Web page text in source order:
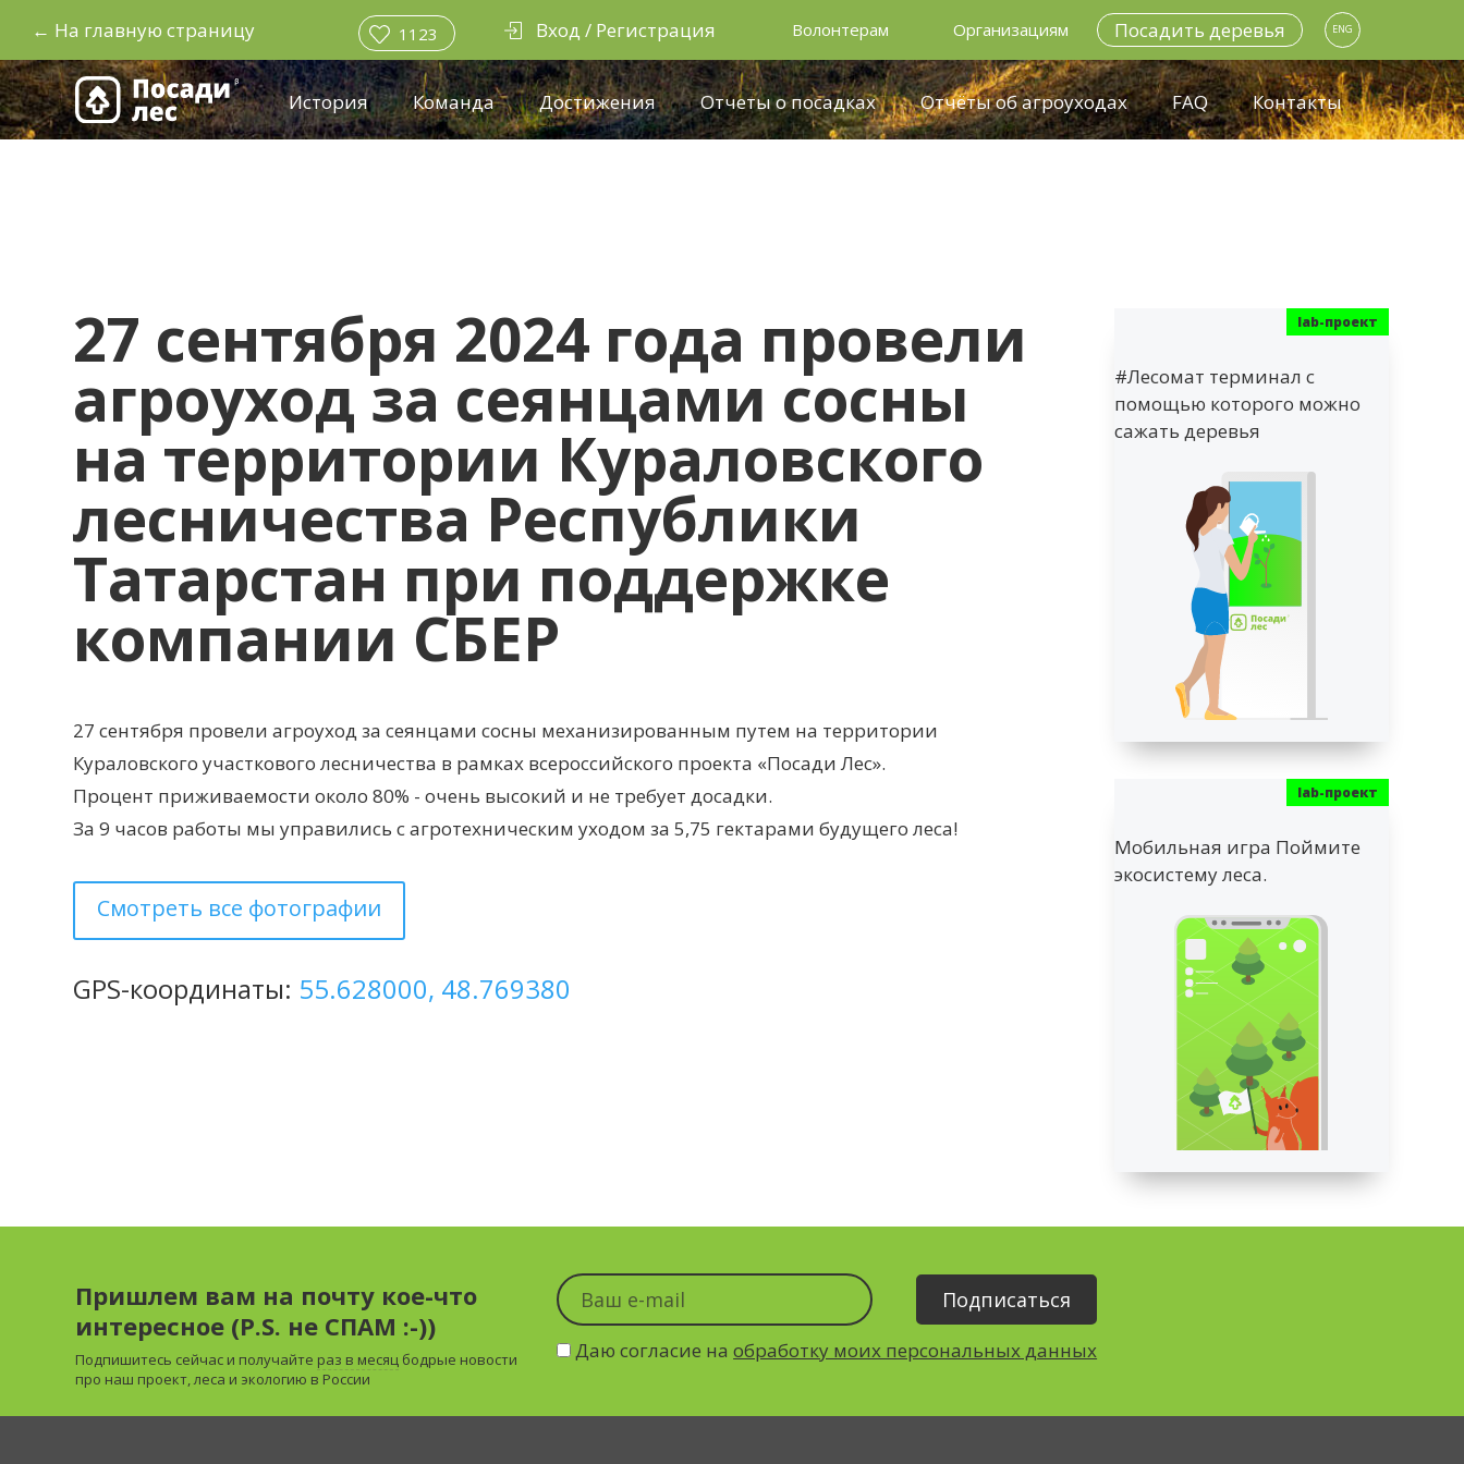
← На главную страницу 1123 Вход / Регистрация Волонтерам Организациям Посадить деревья ENG
История Команда Достижения Отчеты о посадках Отчёты об агроуходах FAQ Контакты
27 сентября 2024 года провели
агроуход за сеянцами сосны
на территории Кураловского
лесничества Республики
Татарстан при поддержке
компании СБЕР
27 сентября провели агроуход за сеянцами сосны механизированным путем на территории
Кураловского участкового лесничества в рамках всероссийского проекта «Посади Лес».
Процент приживаемости около 80% - очень высокий и не требует досадки.
За 9 часов работы мы управились с агротехническим уходом за 5,75 гектарами будущего леса!
Смотреть все фотографии
GPS-координаты: 55.628000, 48.769380
#Лесомат терминал с
помощью которого можно
сажать деревья
Мобильная игра Поймите
экосистему леса.
Пришлем вам на почту кое-что
интересное (P.S. не СПАМ :-))
Подпишитесь сейчас и получайте раз в месяц бодрые новости
про наш проект, леса и экологию в России
Даю согласие наобработку моих персональных данных